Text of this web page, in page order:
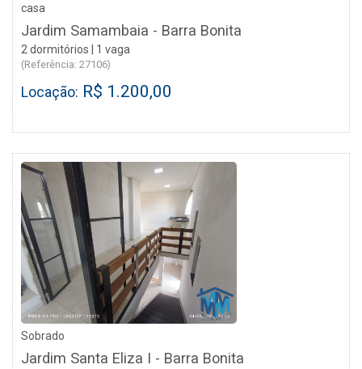
casa
Jardim Samambaia - Barra Bonita
2 dormitórios | 1 vaga
(Referência: 27106)
Locação: R$ 1.200,00
Sobrado
Jardim Santa Eliza I - Barra Bonita